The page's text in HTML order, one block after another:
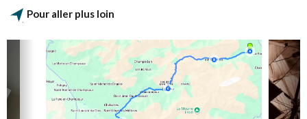
Pour aller plus loin